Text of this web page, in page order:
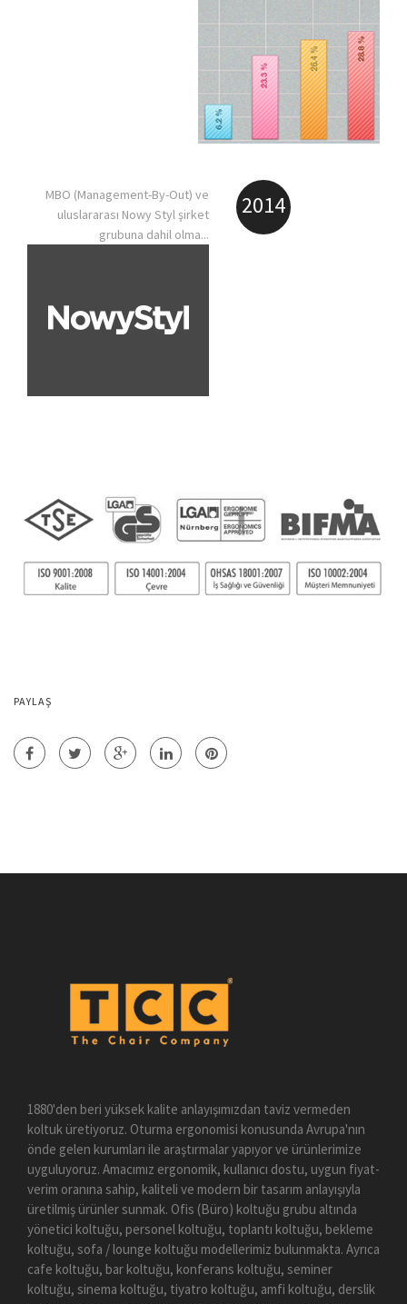
2014
MBO (Management-By-Out) ve
uluslararası Nowy Styl şirket
grubuna dahil olma...
PAYLAŞ
1880'den beri yüksek kalite anlayışımızdan taviz vermeden
koltuk üretiyoruz. Oturma ergonomisi konusunda Avrupa'nın
önde gelen kurumları ile araştırmalar yapıyor ve ürünlerimize
uyguluyoruz. Amacımız ergonomik, kullanıcı dostu, uygun fiyat-
verim oranına sahip, kaliteli ve modern bir tasarım anlayışıyla
üretilmiş ürünler sunmak. Ofis (Büro) koltuğu grubu altında
yönetici koltuğu, personel koltuğu, toplantı koltuğu, bekleme
koltuğu, sofa / lounge koltuğu modellerimiz bulunmakta. Ayrıca
cafe koltuğu, bar koltuğu, konferans koltuğu, seminer
koltuğu, sinema koltuğu, tiyatro koltuğu, amfi koltuğu, derslik